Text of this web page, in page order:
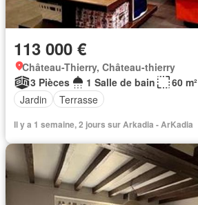
113 000 €
Château-Thierry, Château-thierry
3 Pièces
1 Salle de bain
60 m²
Jardin
Terrasse
Il y a 1 semaine, 2 jours sur Arkadia - ArKadia